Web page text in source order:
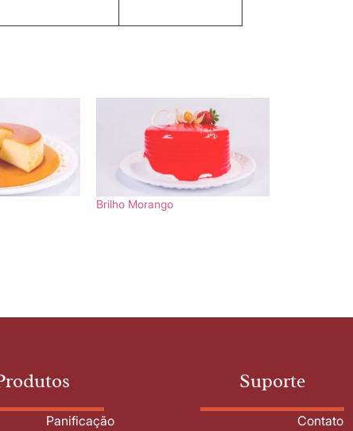
Brilho Morango
Panificação
Suporte
Contato